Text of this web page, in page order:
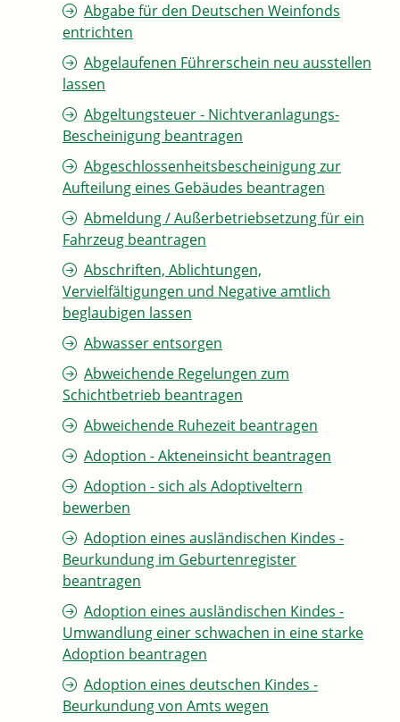
Abgabe für den Deutschen Weinfonds
entrichten
Abgelaufenen Führerschein neu ausstellen
lassen
Abgeltungsteuer - Nichtveranlagungs-
Bescheinigung beantragen
Abgeschlossenheitsbescheinigung zur
Aufteilung eines Gebäudes beantragen
Abmeldung / Außerbetriebsetzung für ein
Fahrzeug beantragen
Abschriften, Ablichtungen,
Vervielfältigungen und Negative amtlich
beglaubigen lassen
Abwasser entsorgen
Abweichende Regelungen zum
Schichtbetrieb beantragen
Abweichende Ruhezeit beantragen
Adoption - Akteneinsicht beantragen
Adoption - sich als Adoptiveltern
bewerben
Adoption eines ausländischen Kindes -
Beurkundung im Geburtenregister
beantragen
Adoption eines ausländischen Kindes -
Umwandlung einer schwachen in eine starke
Adoption beantragen
Adoption eines deutschen Kindes -
Beurkundung von Amts wegen